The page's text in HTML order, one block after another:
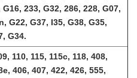
G16, 233, G32, 286, 228, G07,
G22, G37, I35, G38, G35,
G34.
110, 115, 115c, 118, 408,
406, 407, 422, 426, 555,